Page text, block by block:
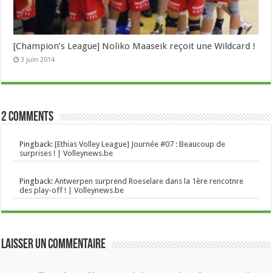
[Champion’s League] Noliko Maaseik reçoit une Wildcard !
3 juin 2014
2 comments
Pingback:[Ethias Volley League] Journée #07 : Beaucoup de
surprises ! | Volleynews.be
Pingback:Antwerpen surprend Roeselare dans la 1ère rencotnre
des play-off ! | Volleynews.be
Laisser un commentaire